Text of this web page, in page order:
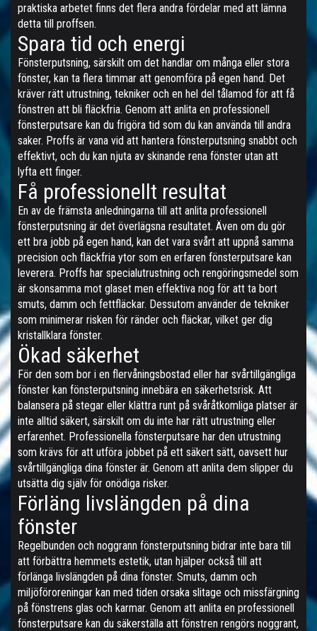
praktiska arbetet finns det flera andra fördelar med att lämna
detta till proffsen.
Spara tid och energi
Fönsterputsning, särskilt om det handlar om många eller stora
fönster, kan ta flera timmar att genomföra på egen hand. Det
kräver rätt utrustning, tekniker och en hel del tålamod för att få
fönstren att bli fläckfria. Genom att anlita en professionell
fönsterputsare kan du frigöra tid som du kan använda till andra
saker. Proffs är vana vid att hantera fönsterputsning snabbt och
effektivt, och du kan njuta av skinande rena fönster utan att
lyfta ett finger.
Få professionellt resultat
En av de främsta anledningarna till att anlita professionell
fönsterputsning är det överlägsna resultatet. Även om du gör
ett bra jobb på egen hand, kan det vara svårt att uppnå samma
precision och fläckfria ytor som en erfaren fönsterputsare kan
leverera. Proffs har specialutrustning och rengöringsmedel som
är skonsamma mot glaset men effektiva nog för att ta bort
smuts, damm och fettfläckar. Dessutom använder de tekniker
som minimerar risken för ränder och fläckar, vilket ger dig
kristallklara fönster.
Ökad säkerhet
För den som bor i en flervåningsbostad eller har svårtillgängliga
fönster kan fönsterputsning innebära en säkerhetsrisk. Att
balansera på stegar eller klättra runt på svåråtkomliga platser är
inte alltid säkert, särskilt om du inte har rätt utrustning eller
erfarenhet. Professionella fönsterputsare har den utrustning
som krävs för att utföra jobbet på ett säkert sätt, oavsett hur
svårtillgängliga dina fönster är. Genom att anlita dem slipper du
utsätta dig själv för onödiga risker.
Förläng livslängden på dina
fönster
Regelbunden och noggrann fönsterputsning bidrar inte bara till
att förbättra hemmets estetik, utan hjälper också till att
förlänga livslängden på dina fönster. Smuts, damm och
miljöföroreningar kan med tiden orsaka slitage och missfärgning
på fönstrens glas och karmar. Genom att anlita en professionell
fönsterputsare kan du säkerställa att fönstren rengörs noggrant,